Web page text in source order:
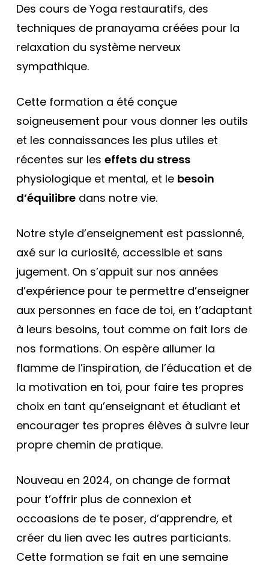
Des cours de Yoga restauratifs, des
techniques de pranayama créées pour la
relaxation du système nerveux
sympathique.
Cette formation a été conçue
soigneusement pour vous donner les outils
et les connaissances les plus utiles et
récentes sur les effets du stress
physiologique et mental, et le besoin
d’équilibredans notre vie.
Notre style d’enseignement est passionné,
axé sur la curiosité, accessible et sans
jugement. On s’appuit sur nos années
d’expérience pour te permettre d’enseigner
aux personnes en face de toi, en t’adaptant
à leurs besoins, tout comme on fait lors de
nos formations. On espère allumer la
flamme de l’inspiration, de l’éducation et de
la motivation en toi, pour faire tes propres
choix en tant qu’enseignant et étudiant et
encourager tes propres élèves à suivre leur
propre chemin de pratique.
Nouveau en 2024, on change de format
pour t’offrir plus de connexion et
occoasions de te poser, d’apprendre, et
créer du lien avec les autres particiants.
Cette formation se fait en une semaine